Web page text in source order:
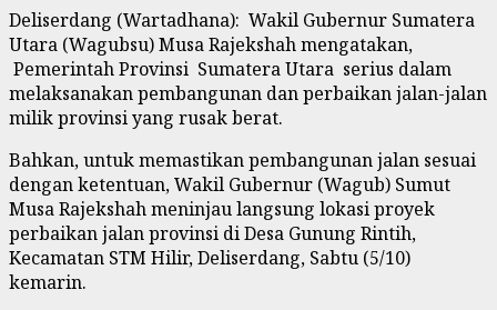
Deliserdang (Wartadhana): Wakil Gubernur Sumatera
Utara (Wagubsu) Musa Rajekshah mengatakan,
Pemerintah Provinsi Sumatera Utara serius dalam
melaksanakan pembangunan dan perbaikan jalan-jalan
milik provinsi yang rusak berat.
Bahkan, untuk memastikan pembangunan jalan sesuai
dengan ketentuan, Wakil Gubernur (Wagub) Sumut
Musa Rajekshah meninjau langsung lokasi proyek
perbaikan jalan provinsi di Desa Gunung Rintih,
Kecamatan STM Hilir, Deliserdang, Sabtu (5/10)
kemarin.